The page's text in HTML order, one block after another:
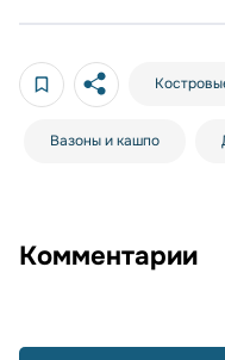
Вазоны и кашпо
Комментарии